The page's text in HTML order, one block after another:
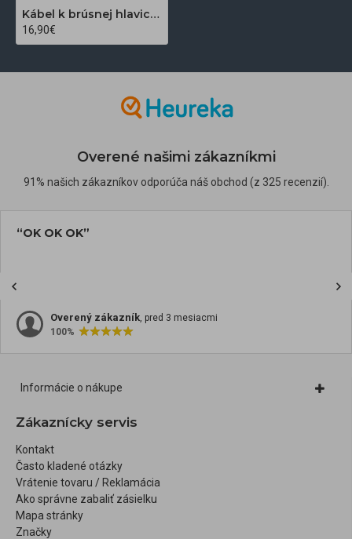
Kábel k brúsnej hlavici Saeyang Marathon MH24
16,90€
Overené našimi zákazníkmi
91% našich zákazníkov odporúča náš obchod (z 325 recenzií).
“OK OK OK”
Overený zákazník, pred 3 mesiacmi
100%
Informácie o nákupe
Zákaznícky servis
Kontakt
Často kladené otázky
Vrátenie tovaru / Reklamácia
Ako správne zabaliť zásielku
Mapa stránky
Značky